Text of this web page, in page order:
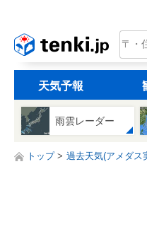
天気予報
雨雲レーダー
トップ 過去天気(アメダス